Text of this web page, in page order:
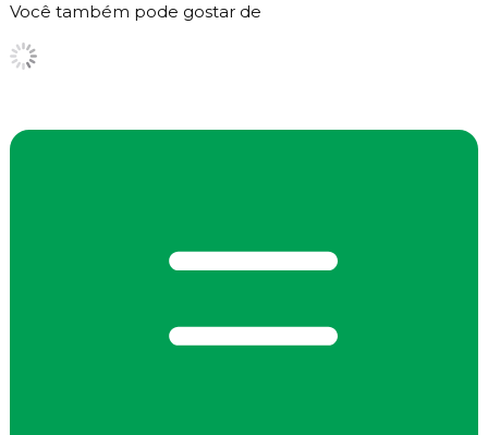
Você também pode gostar de